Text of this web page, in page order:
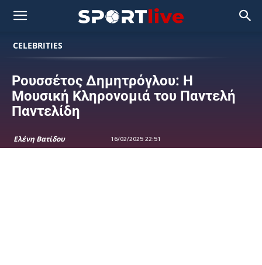
CELEBRITIES
Ρουσσέτος Δημητρόγλου: Η
Μουσική Κληρονομιά του Παντελή
Παντελίδη
Ελένη Βατίδου 16/02/2025 22:51